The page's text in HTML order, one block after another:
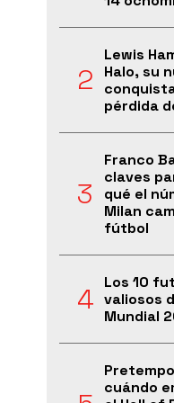
Lewis
Halo, su
pérdida
Franco
claves
qué el
Milan
fútbol
Los 10
valiosos
Mundial
cuándo